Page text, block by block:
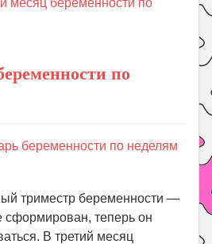
месяц беременности по
по
беременности по неделям
триместр беременности —
сформирован, теперь он
В третий месяц